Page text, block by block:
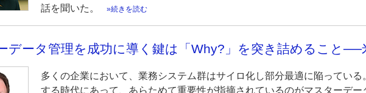
話を聞いた。
続きを読む
データ管理を成功に導く鍵は「Why?」を突き詰めること──
多くの企業において、業務システム群はサイロ化し部分最適に陥ってい
する時代にあって、あらためて重要性が指摘されているのがマスターデ